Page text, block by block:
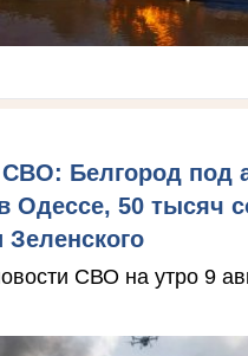
Белгород под
Одессе, 50 тысяч
Зеленского
СВО на утро 9